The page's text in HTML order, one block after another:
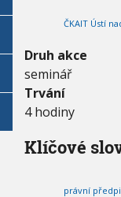
p
i
s
y
p
o
ČKAIT Ústí
Druh akce
seminář
Trvání
4 hodiny
Klíčové
právní